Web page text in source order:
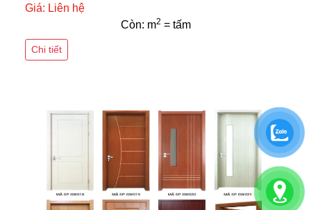
Giá: Liên hệ
Còn: m2 = tấm
Chi tiết